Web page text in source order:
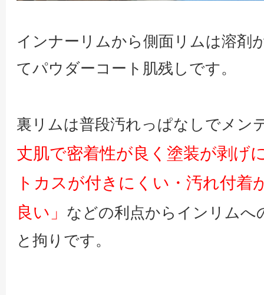
インナーリムから側面リムは溶剤
てパウダーコート肌残しです。
裏リムは普段汚れっぱなしでメン
丈肌で密着性が良く塗装が剥げ
トカスが付きにくい・汚れ付
良い」
などの利点からインリムへ
と拘りです。